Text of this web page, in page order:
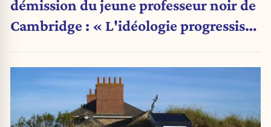
démission du jeune professeur noir de
Cambridge : « L'idéologie progressiste